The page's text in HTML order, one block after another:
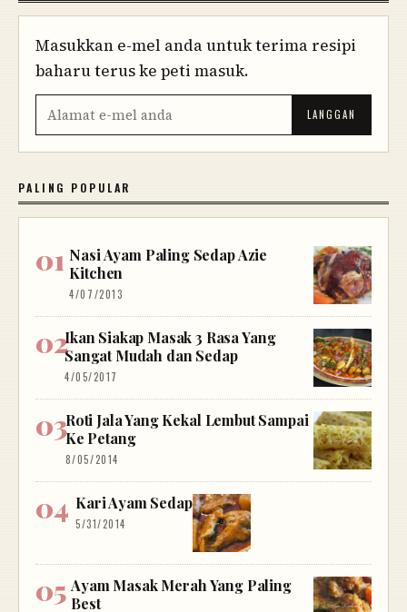
Masukkan e-mel anda untuk terima resipi
baharu terus ke peti masuk.
PALING POPULAR
Nasi Ayam Paling Sedap Azie
Kitchen
4/07/2013
Ikan Siakap Masak 3 Rasa Yang
Sangat Mudah dan Sedap
4/05/2017
Roti Jala Yang Kekal Lembut Sampai
Ke Petang
8/05/2014
Kari Ayam Sedap
5/31/2014
Ayam Masak Merah Yang Paling
Best